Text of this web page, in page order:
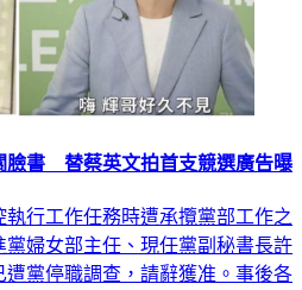
臉書 替蔡英文拍首支競選廣告曝
行工作任務時遭承攬黨部工作之
婦女部主任、現任黨副秘書長許
黨停職調查，請辭獲准。事後各